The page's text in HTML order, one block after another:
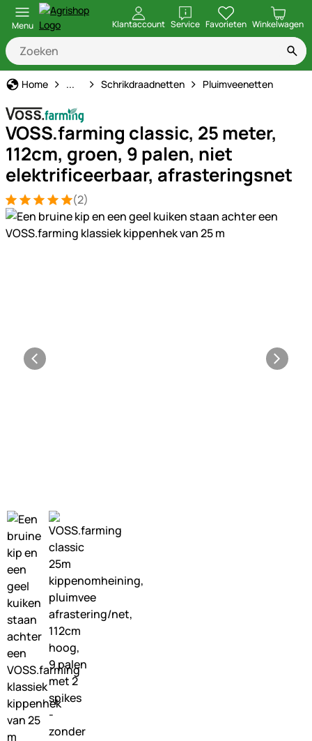
Menu Klantaccount ServiceopenenFavorieten Winkelwagen
Home Schrikdraad
... Schrikdraadnetten Pluimveenetten
VOSS.farming classic, 25 meter,
112cm, groen, 9 palen, niet
elektrificeerbaar, afrasteringsnet
Beoordeling: 5 van 5 (2 beoordelingen)
2 Bewertungen
(2)
Productgalerij